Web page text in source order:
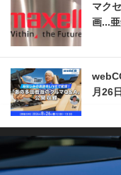
マク
画...
月26